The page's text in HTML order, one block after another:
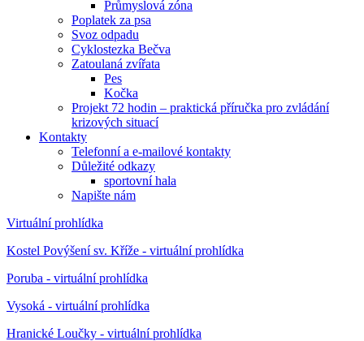
Průmyslová zóna
Poplatek za psa
Svoz odpadu
Cyklostezka Bečva
Zatoulaná zvířata
Pes
Kočka
Projekt 72 hodin – praktická příručka pro zvládání
krizových situací
Kontakty
Telefonní a e-mailové kontakty
Důležité odkazy
sportovní hala
Napište nám
Virtuální prohlídka
Kostel Povýšení sv. Kříže - virtuální prohlídka
Poruba - virtuální prohlídka
Vysoká - virtuální prohlídka
Hranické Loučky - virtuální prohlídka